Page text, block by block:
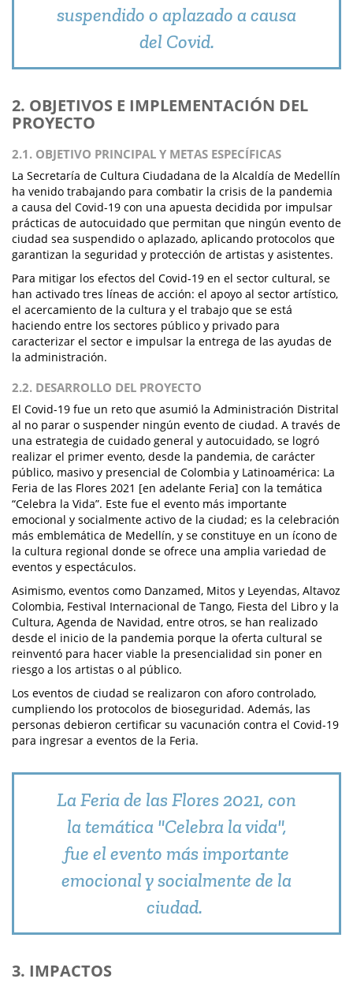
suspendido o aplazado a causa
del Covid.
2. OBJETIVOS E IMPLEMENTACIÓN DEL
PROYECTO
2.1. OBJETIVO PRINCIPAL Y METAS ESPECÍFICAS
La Secretaría de Cultura Ciudadana de la Alcaldía de Medellín
ha venido trabajando para combatir la crisis de la pandemia
a causa del Covid-19 con una apuesta decidida por impulsar
prácticas de autocuidado que permitan que ningún evento de
ciudad sea suspendido o aplazado, aplicando protocolos que
garantizan la seguridad y protección de artistas y asistentes.
Para mitigar los efectos del Covid-19 en el sector cultural, se
han activado tres líneas de acción: el apoyo al sector artístico,
el acercamiento de la cultura y el trabajo que se está
haciendo entre los sectores público y privado para
caracterizar el sector e impulsar la entrega de las ayudas de
la administración.
2.2. DESARROLLO DEL PROYECTO
El Covid-19 fue un reto que asumió la Administración Distrital
al no parar o suspender ningún evento de ciudad. A través de
una estrategia de cuidado general y autocuidado, se logró
realizar el primer evento, desde la pandemia, de carácter
público, masivo y presencial de Colombia y Latinoamérica: La
Feria de las Flores 2021 [en adelante Feria] con la temática
“Celebra la Vida”. Este fue el evento más importante
emocional y socialmente activo de la ciudad; es la celebración
más emblemática de Medellín, y se constituye en un ícono de
la cultura regional donde se ofrece una amplia variedad de
eventos y espectáculos.
Asimismo, eventos como Danzamed, Mitos y Leyendas, Altavoz
Colombia, Festival Internacional de Tango, Fiesta del Libro y la
Cultura, Agenda de Navidad, entre otros, se han realizado
desde el inicio de la pandemia porque la oferta cultural se
reinventó para hacer viable la presencialidad sin poner en
riesgo a los artistas o al público.
Los eventos de ciudad se realizaron con aforo controlado,
cumpliendo los protocolos de bioseguridad. Además, las
personas debieron certificar su vacunación contra el Covid-19
para ingresar a eventos de la Feria.
La Feria de las Flores 2021, con
la temática "Celebra la vida",
fue el evento más importante
emocional y socialmente de la
ciudad.
3. IMPACTOS